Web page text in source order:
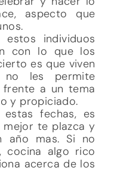
aspecto que
estos individuos
con lo que los
es que viven
les permite
a un tema
y propiciado.
fechas, es
te plazca y
año mas. Si no
cocina algo rico
acerca de los